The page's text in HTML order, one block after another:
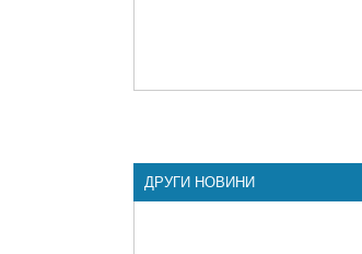
ДРУГИ НОВИНИ